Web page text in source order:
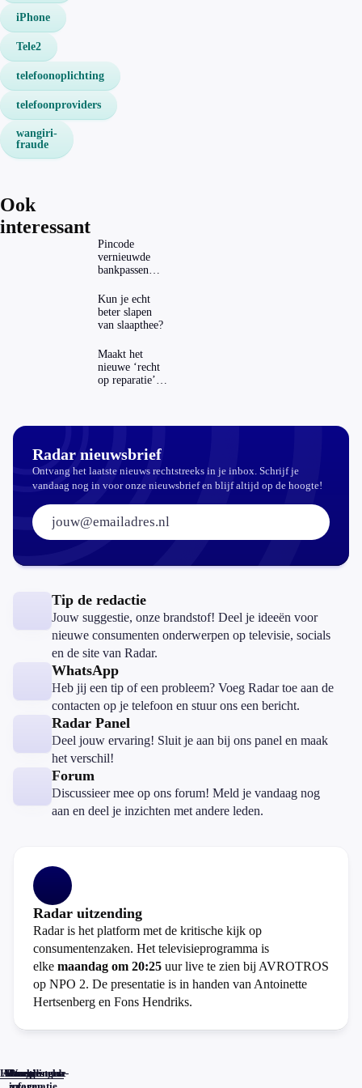
iPhone
Tele2
telefoonoplichting
telefoonproviders
wangiri-
fraude
Ook
interessant
Pincode
vernieuwde
bankpassen
ING-app: is dat
wel veilig?
Kun je echt
beter slapen
van slaapthee?
Maakt het
nieuwe ‘recht
op reparatie’
Radar nieuwsbrief
Ontvang het laatste nieuws rechtstreeks in je inbox. Schrijf je
vandaag nog in voor onze nieuwsbrief en blijf altijd op de hoogte!
E-mailadres:
Tip de redactie
Jouw suggestie, onze brandstof! Deel je ideeën voor
nieuwe consumenten onderwerpen op televisie, socials
en de site van Radar.
WhatsApp
Heb jij een tip of een probleem? Voeg Radar toe aan de
contacten op je telefoon en stuur ons een bericht.
Radar Panel
Deel jouw ervaring! Sluit je aan bij ons panel en maak
het verschil!
Forum
Discussieer mee op ons forum! Meld je vandaag nog
aan en deel je inzichten met andere leden.
Radar uitzending
Radar is het platform met de kritische kijk op
consumentenzaken. Het televisieprogramma is
elke maandag om 20:25 uur live te zien bij AVROTROS
op NPO 2. De presentatie is in handen van Antoinette
Hertsenberg en Fons Hendriks.
Home
Actueel
Uitzendingen
Reacties
Programma-
Veelgestelde